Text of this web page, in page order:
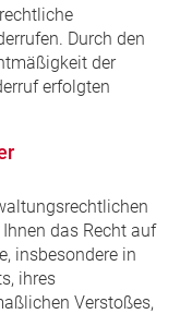
Durch den
der
erfolgten
das Recht auf
insbesondere in
ihres
Verstoßes,